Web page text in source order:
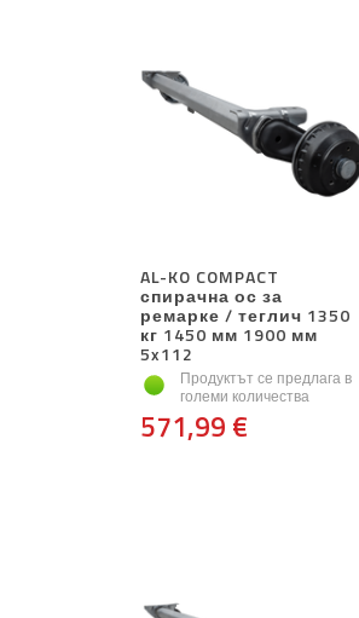
AL-KO COMPACT
спирачна ос за
ремарке / теглич 1350
кг 1450 мм 1900 мм
5x112
Продуктът се предлага в
големи количества
571,99 €